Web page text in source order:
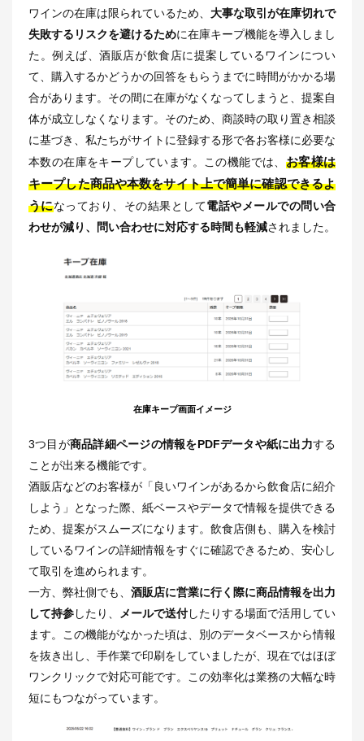
ワインの在庫は限られているため、 大事な取引が在庫切れで
失敗するリスクを避けるために在庫キープ機能を導入しまし
た。例えば、酒販店が飲食店に提案しているワインについ
て、購入するかどうかの回答をもらうまでに時間がかかる場
合があります。その間に在庫がなくなってしまうと、提案自
体が成立しなくなります。そのため、商談時の取り置き相談
に基づき、私たちがサイトに登録する形で各お客様に必要な
本数の在庫をキープしています。この機能では、 お客様は
キープした商品や本数をサイト上で簡単に確認できるよ
うになっており、その結果として電話やメールでの問い合
わせが減り、問い合わせに対応する時間も軽減されました。
在庫キープ画面イメージ
3つ目が商品詳細ページの情報をPDFデータや紙に出力する
ことが出来る機能です。
酒販店などのお客様が「良いワインがあるから飲食店に紹介
しよう」となった際、紙ベースやデータで情報を提供できる
ため、提案がスムーズになります。飲食店側も、購入を検討
しているワインの詳細情報をすぐに確認できるため、安心し
て取引を進められます。
一方、弊社側でも、 酒販店に営業に行く際に商品情報を出力
して持参したり、 メールで送付したりする場面で活用してい
ます。この機能がなかった頃は、別のデータベースから情報
を抜き出し、手作業で印刷をしていましたが、現在ではほぼ
ワンクリックで対応可能です。この効率化は業務の大幅な時
短にもつながっています。